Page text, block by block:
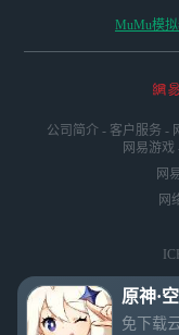
原神·
免下载
MuMu模
公司简介 - 客户服务 -
网易游戏
网
网